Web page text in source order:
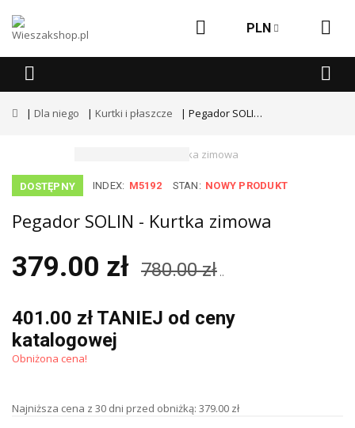
PLN
Dla niego Kurtki i płaszcze Pegador SOLIN - Kurtka zimowa
DOSTĘPNY INDEX: M5192 STAN: NOWY PRODUKT
Pegador SOLIN - Kurtka zimowa
379.00 zł 780.00 zł ..
401.00 zł TANIEJ od ceny
katalogowej
Obniżona cena!
Najniższa cena z 30 dni przed obniżką: 379.00 zł